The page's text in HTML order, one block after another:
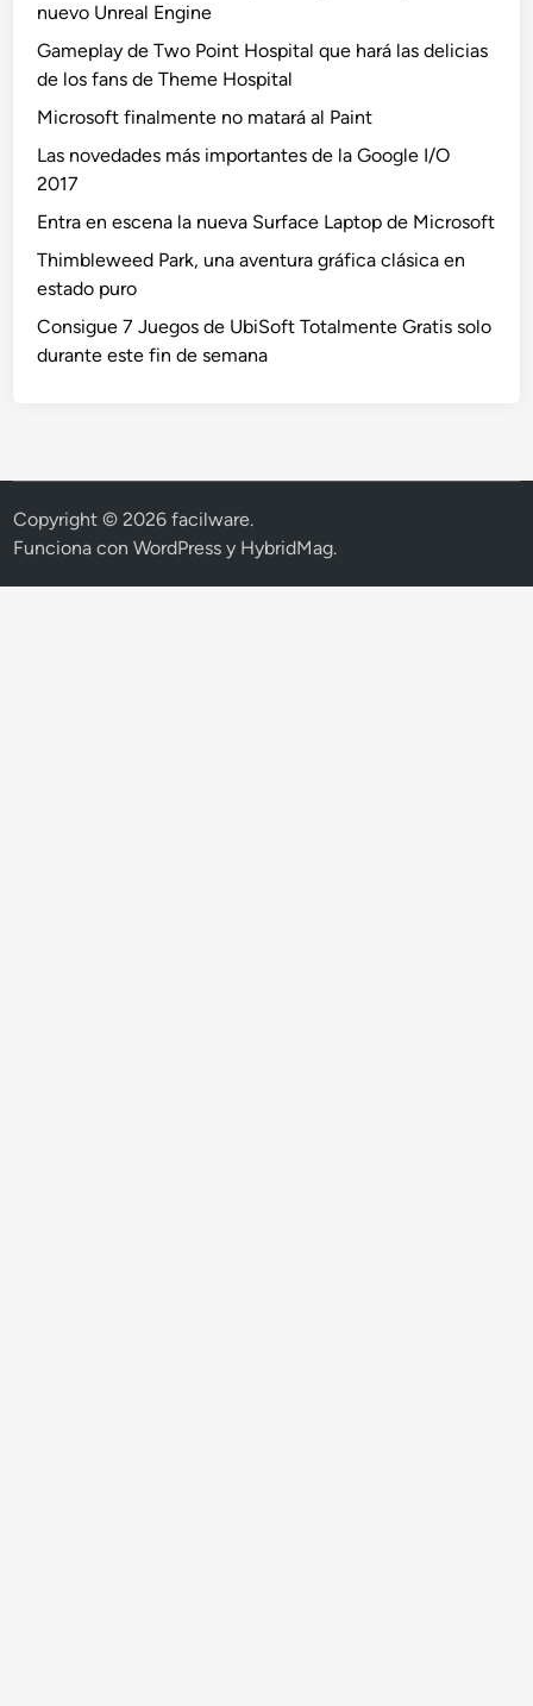
nuevo Unreal Engine
Gameplay de Two Point Hospital que hará las delicias
de los fans de Theme Hospital
Microsoft finalmente no matará al Paint
Las novedades más importantes de la Google I/O
2017
Entra en escena la nueva Surface Laptop de Microsoft
Thimbleweed Park, una aventura gráfica clásica en
estado puro
Consigue 7 Juegos de UbiSoft Totalmente Gratis solo
durante este fin de semana
Copyright © 2026facilware.
Funciona conWordPress y HybridMag.